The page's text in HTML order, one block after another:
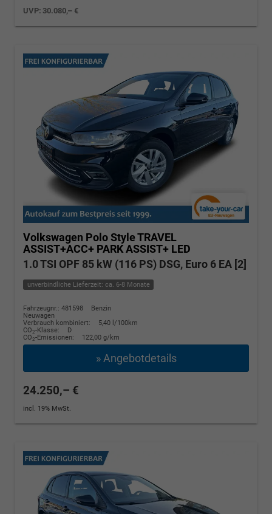
UVP: 30.080,– €
Volkswagen PoloStyle TRAVEL
ASSIST+ACC+ PARK ASSIST+ LED
1.0 TSI OPF 85 kW (116 PS) DSG, Euro 6 EA [2]
unverbindliche Lieferzeit: ca. 6-8 Monate
Fahrzeugnr.: 481598
Benzin
Neuwagen
Verbrauch kombiniert:
5,40 l/100km
CO2-Klasse:
D
CO2-Emissionen: 122,00 g/km
» Angebotdetails
24.250,– €
incl. 19% MwSt.